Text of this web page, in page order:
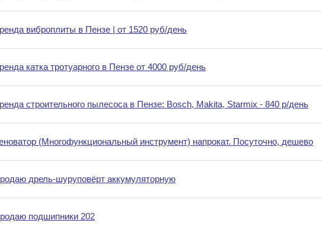
виброплиты в Пензе | от 1520 руб/день
катка тротуарного в Пензе от 4000 руб/день
строительного пылесоса в Пензе: Bosch, Makita, Starmix - 840 р/день
(Многофункциональный инструмент) напрокат. Посуточно, дешево
дрель-шуруповёрт аккумуляторную
подшипники 202